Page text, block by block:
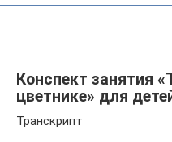
Конспект занятия
цветнике» для
Транскрипт